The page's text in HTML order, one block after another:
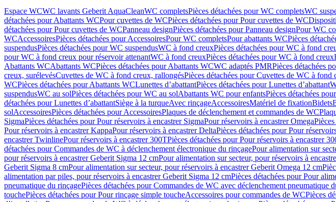
Espace WCWC lavants Geberit AquaCleanWC completsPièces détachées pour WC completsWC
détachées pour Abattants WCPour cuvettes de WCPièces détachées pour Pour cuvettes de WC
détachées pour Pour cuvettes de WCPanneau designPièces détachées pour Panneau designPour WC
WCAccessoiresPièces détachées pour AccessoiresPour WC completsPour abattants WCPièces
suspendusPièces détachées pour WC suspendusWC à fond creuxPièces détachées pour WC à fond
pour WC à fond creux pour réservoir attenantWC à fond creuxPièces détachées pour WC à fond creux
Abattants WCAbattants WCPièces détachées pour Abattants WCWC adaptés PMRPièces détachées
creux, surélevésCuvettes de WC à fond creux, rallongésPièces détachées pour Cuvettes de WC à fond
WCPièces détachées pour Abattants WCLunettes d’abattantPièces détachées pour Lunettes d’abattant
suspendusWC au solPièces détachées pour WC au solAbattants WC pour enfantsPièces détachées
détachées pour Lunettes d’abattantSiège à la turqueAvec rinçageAccessoiresMatériel de fixationBidets
solAccessoiresPièces détachées pour AccessoiresPlaques de déclenchement et commandes de WC
SigmaPièces détachées pour Pour réservoirs à encastrer SigmaPour réservoirs à encastrer Omega
Pour réservoirs à encastrer KappaPour réservoirs à encastrer DeltaPièces détachées pour Pour
encastrer TwinlinePour réservoirs à encastrer 300TPièces détachées pour Pour réservoirs à encastrer
détachées pour Commandes de WC à déclenchement électronique du rinçagePour alimentation sur
pour réservoirs à encastrer Geberit Sigma 12 cmPour alimentation sur secteur, pour réservoirs à
Geberit Sigma 8 cmPour alimentation sur secteur, pour réservoirs à encastrer Geberit Omega 12 cm
alimentation par piles, pour réservoirs à encastrer Geberit Sigma 12 cmPièces détachées pour Pour
pneumatique du rinçagePièces détachées pour Commandes de WC avec déclenchement pneumatique
touchePièces détachées pour Pour rinçage simple toucheAccessoires pour commandes de WCPièces